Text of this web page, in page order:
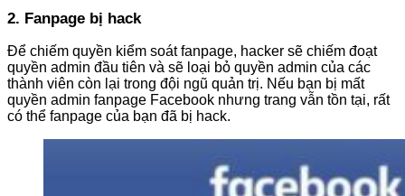
2. Fanpage bị hack
Để chiếm quyền kiểm soát fanpage, hacker sẽ chiếm đoạt
quyền admin đầu tiên và sẽ loại bỏ quyền admin của các
thành viên còn lại trong đội ngũ quản trị. Nếu bạn bị mất
quyền admin fanpage Facebook nhưng trang vẫn tồn tại, rất
có thể fanpage của bạn đã bị hack.